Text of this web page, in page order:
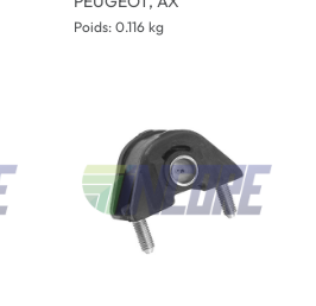
Poids: 0.116 kg